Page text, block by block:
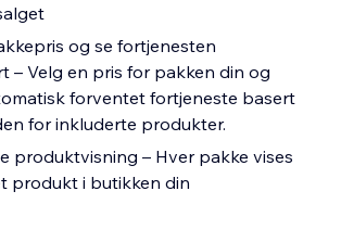
og se fortjenesten
– Velg en pris for pakken din og
forventet fortjeneste basert
for inkluderte produkter.
produktvisning – Hver pakke vises
produkt i butikken din